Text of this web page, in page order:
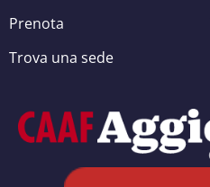
Prenota
Trova una sede